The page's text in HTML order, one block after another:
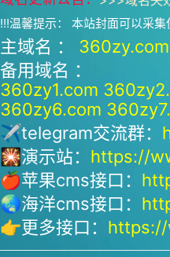
!!!温馨提示： 本站封面可以采
主域名 ： 360zy.com
备用域名 ：
360zy1.com
360zy6.com
✈telegram交流群：
🎇演示站： https://
🍎苹果cms接口：
🌏海洋cms接口：
👉更多接口：